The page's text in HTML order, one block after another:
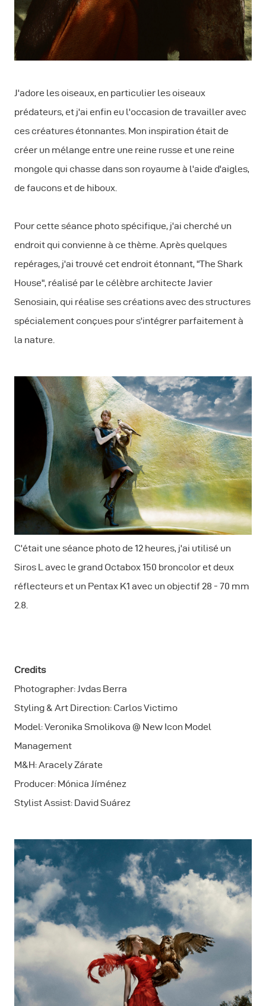
J'adore les oiseaux, en particulier les oiseaux
prédateurs, et j'ai enfin eu l'occasion de travailler avec
ces créatures étonnantes. Mon inspiration était de
créer un mélange entre une reine russe et une reine
mongole qui chasse dans son royaume à l'aide d'aigles,
de faucons et de hiboux.
Pour cette séance photo spécifique, j'ai cherché un
endroit qui convienne à ce thème. Après quelques
repérages, j'ai trouvé cet endroit étonnant, "The Shark
House", réalisé par le célèbre architecte Javier
Senosiain, qui réalise ses créations avec des structures
spécialement conçues pour s'intégrer parfaitement à
la nature.
C'était une séance photo de 12 heures, j'ai utilisé un
Siros L avec le grand Octabox 150 broncolor et deux
réflecteurs et un Pentax K1 avec un objectif 28 - 70 mm
2.8.
Credits
Photographer: Jvdas Berra
Styling & Art Direction: Carlos Victimo
Model: Veronika Smolikova @ New Icon Model
Management
M&H: Aracely Zárate
Producer: Mónica Jíménez
Stylist Assist: David Suárez